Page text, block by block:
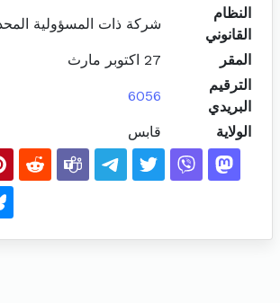
النظام
القانوني
شركة ذات المسؤولية
المقر
27 اكتوبر مارث
الترقيم
البريدي
6056
الولاية قابس